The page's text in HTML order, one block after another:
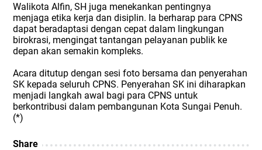
Walikota Alfin, SH juga menekankan pentingnya
menjaga etika kerja dan disiplin. Ia berharap para CPNS
dapat beradaptasi dengan cepat dalam lingkungan
birokrasi, mengingat tantangan pelayanan publik ke
depan akan semakin kompleks.
Acara ditutup dengan sesi foto bersama dan penyerahan
SK kepada seluruh CPNS. Penyerahan SK ini diharapkan
menjadi langkah awal bagi para CPNS untuk
berkontribusi dalam pembangunan Kota Sungai Penuh.
(*)
Share